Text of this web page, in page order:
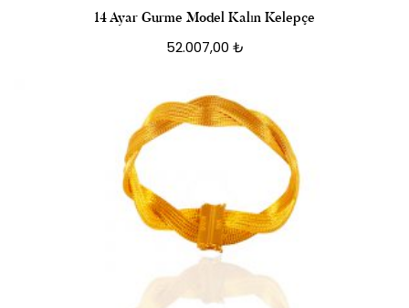
14 Ayar Gurme Model Kalın Kelepçe
52.007,00 ₺